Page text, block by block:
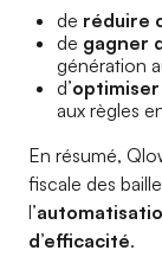
de réduire
de gagner
génération
d’
aux règles
En résumé,
fiscale des
l’
d’efficacité.